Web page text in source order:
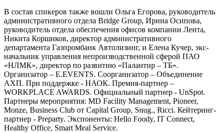
В состав спикеров также вошли Ольга Егорова, руководитель
административного отдела Bridge Group, Ирина Осипова,
руководитель отдела обеспечения офисов компании Лента,
Никита Коршиков, директор административного
департамента Газпромбанк Автолизинг, и Елена Кучер, экс-
начальник управления непроизводственной сферой ПАО
«НЛМК», директор по развитию «Палантир – ТБ».
Организатор – E.EVENTS. Соорганизатор – Объединение
АХП. При поддержке - НАОК. Премия-партнер –
WORKPLACE AWARDS. Официальный партнер - UnSpot.
Партнеры мероприятия: MD Facility Management, Pioneer,
Monze, Business Club от Capital Group, Snug., Ricci. Кейтеринг-
партнер - Preparty. Экспоненты: Hello Foody, IT Connect,
Healthy Office, Smart Meal Service.